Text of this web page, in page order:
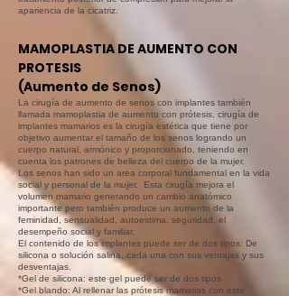
apariencia de la cicatriz.
MAMOPLASTIA DE AUMENTO CON
PROTESIS
(Aumento de Senos)
La cirugía de aumento de senos con implantes también
llamada mamoplastia de aumento con prótesis, cirugía de
implantes mamarios es la cirugía estética que tiene por
objetivo aumentar el tamaño de los senos logrando un
cuerpo natural, armónico y proporcionado, teniendo en
cuenta los patrones de belleza del cuerpo de la mujer.
Los senos han sido un area corporal fundamental en la vida
social y personal de la mujer. Esta cirugía mejora el
volumen mamario generando un cambio anatómico
importante pero también produce un aumento de la
feminidad, sensualidad, autoestima, seguridad, el
desempeño social y familiar.
El contenido de los implantes puede ser de dos tipos: De
silicona o solución salina, cada una con sus ventajas y sus
desventajas.
*Gel de silicona: este gel puede ser de dos tipos
*Gel blando: Al rellenar las prótesis mamarias con este